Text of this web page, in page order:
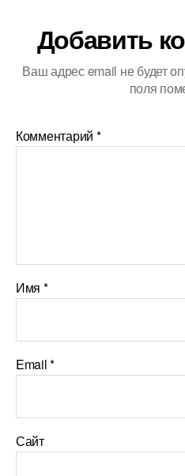
Добавить
Ваш адрес email не будет
поля
Комментарий *
Имя *
Email*
Сайт